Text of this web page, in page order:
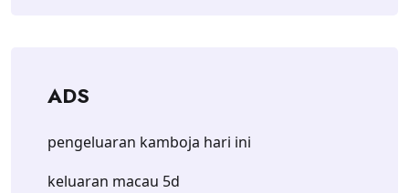
ADS
pengeluaran kamboja hari ini
keluaran macau 5d